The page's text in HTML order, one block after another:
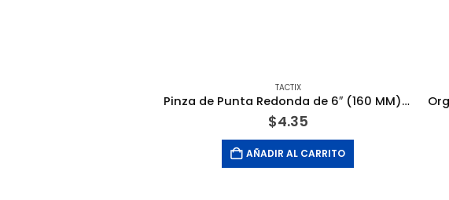
TACTIX
Pinza de Punta Redonda de 6″ (160 MM) con Mango Bimaterial. TACTIX
$4.35
AÑADIR AL CARRITO